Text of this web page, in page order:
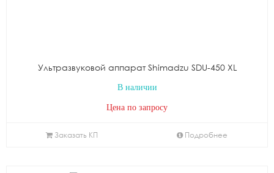
Ультразвуковой аппарат Shimadzu SDU-450 XL
В наличии
Цена по запросу
Заказать КП Подробнее